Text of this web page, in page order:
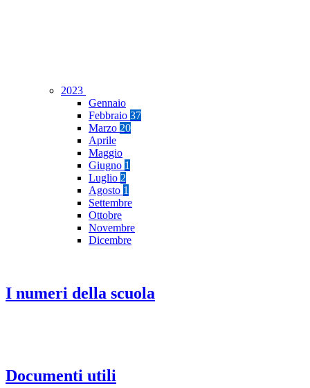
2023
Gennaio
Febbraio 37
Marzo 20
Aprile
Maggio
Giugno 1
Luglio 2
Agosto 1
Settembre
Ottobre
Novembre
Dicembre
I numeri della scuola
Documenti utili